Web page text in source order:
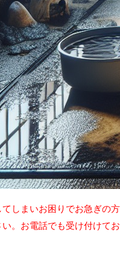
しまいお困りでお急ぎの
。お電話でも受け付けて